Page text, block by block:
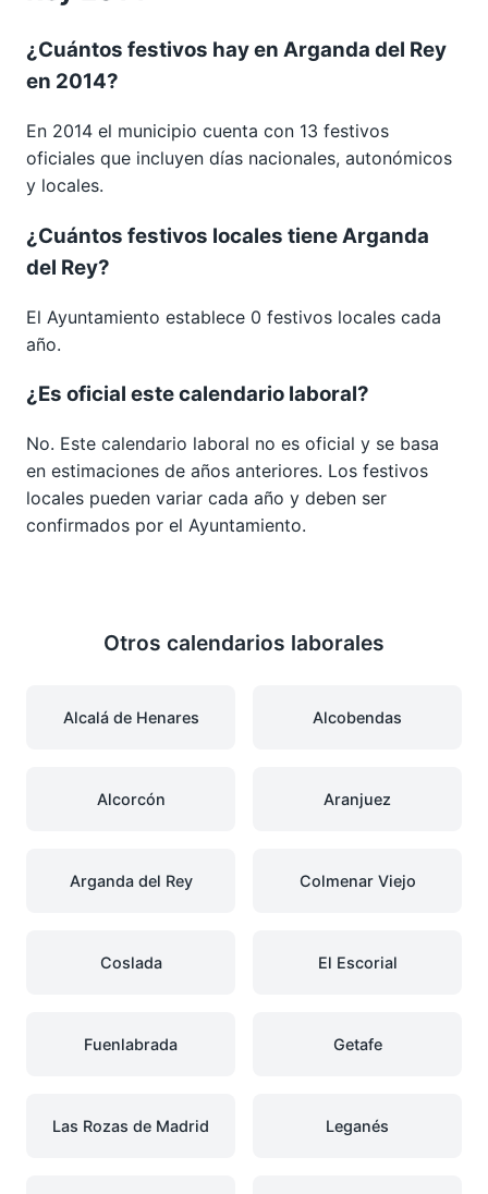
¿Cuántos festivos hay en Arganda del Rey
en 2014?
En 2014 el municipio cuenta con 13 festivos
oficiales que incluyen días nacionales, autonómicos
y locales.
¿Cuántos festivos locales tiene Arganda
del Rey?
El Ayuntamiento establece 0 festivos locales cada
año.
¿Es oficial este calendario laboral?
No. Este calendario laboral no es oficial y se basa
en estimaciones de años anteriores. Los festivos
locales pueden variar cada año y deben ser
confirmados por el Ayuntamiento.
Otros calendarios laborales
Alcalá de Henares Alcobendas
Alcorcón Aranjuez
Arganda del Rey Colmenar Viejo
Coslada El Escorial
Fuenlabrada Getafe
Las Rozas de Madrid Leganés